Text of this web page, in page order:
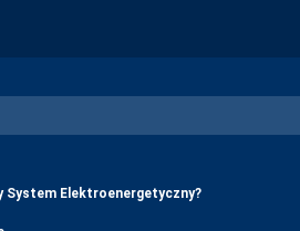
System Elektroenergetyczny?